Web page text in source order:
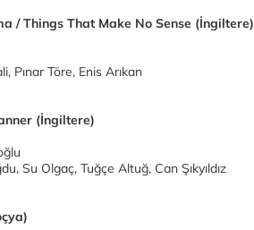
/ Things That Make No Sense (İngiltere)
Pınar Töre, Enis Arıkan
(İngiltere)
Su Olgaç, Tuğçe Altuğ, Can Şıkyıldız